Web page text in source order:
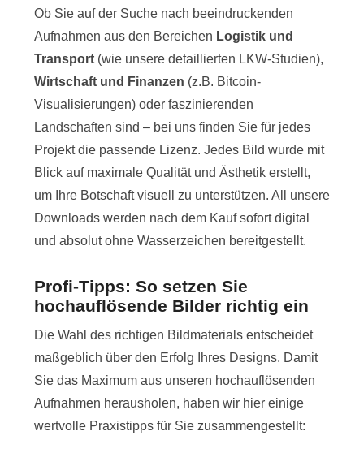
Ob Sie auf der Suche nach beeindruckenden
Aufnahmen aus den Bereichen Logistik und
Transport (wie unsere detaillierten LKW-Studien),
Wirtschaft und Finanzen (z.B. Bitcoin-
Visualisierungen) oder faszinierenden
Landschaften sind – bei uns finden Sie für jedes
Projekt die passende Lizenz. Jedes Bild wurde mit
Blick auf maximale Qualität und Ästhetik erstellt,
um Ihre Botschaft visuell zu unterstützen. All unsere
Downloads werden nach dem Kauf sofort digital
und absolut ohne Wasserzeichen bereitgestellt.
Profi-Tipps: So setzen Sie
hochauflösende Bilder richtig ein
Die Wahl des richtigen Bildmaterials entscheidet
maßgeblich über den Erfolg Ihres Designs. Damit
Sie das Maximum aus unseren hochauflösenden
Aufnahmen herausholen, haben wir hier einige
wertvolle Praxistipps für Sie zusammengestellt: